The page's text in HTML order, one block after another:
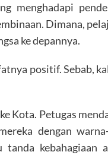
menghadapi
Dimana,
ke depannya.
positif. Sebab,
Kota. Petugas
dengan
kebahagiaan